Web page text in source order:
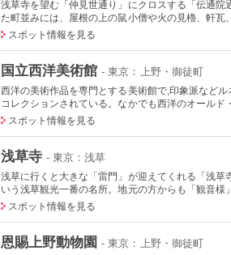
浅草寺を望む「仲見世通り」にクロスする「伝通
た町並みには、屋根の上の鼠小僧や火の見櫓、軒瓦
スポット情報を見る
国立西洋美術館 - 東京：上野・御徒町
西洋の美術作品を専門とする美術館で,印象派など
コレクションされている。なかでも西洋のオールド
スポット情報を見る
浅草寺 - 東京：浅草
浅草に行くと大きな「雷門」が迎えてくれる「浅
いう浅草観光一番の名所。地元の方からも「観音様
スポット情報を見る
恩賜上野動物園 - 東京：上野・御徒町